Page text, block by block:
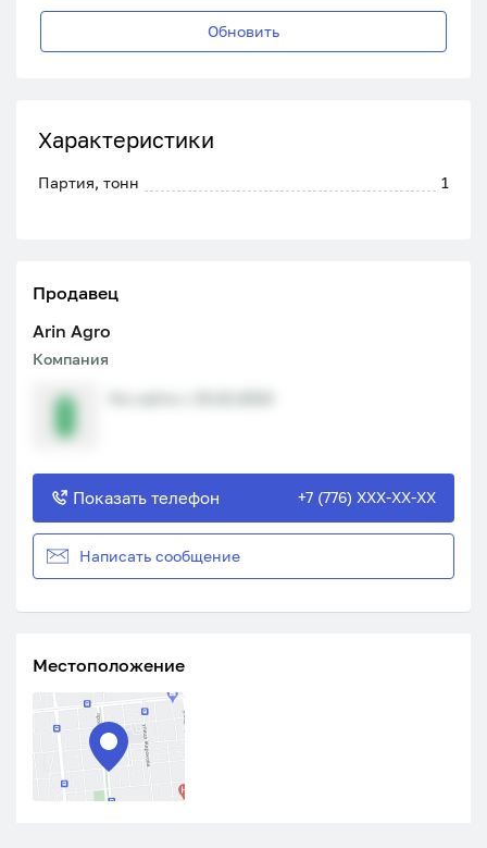
Обновить
Характеристики
Партия, тонн 1
Продавец
Arin Agro
Компания
Показать телефон +7 (776) XXX-XX-XX
Написать сообщение
Местоположение